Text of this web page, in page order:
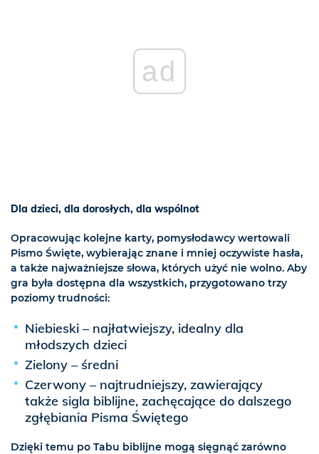
ad
Dla dzieci, dla dorosłych, dla wspólnot
Opracowując kolejne karty, pomysłodawcy wertowali
Pismo Święte, wybierając znane i mniej oczywiste hasła,
a także najważniejsze słowa, których użyć nie wolno. Aby
gra była dostępna dla wszystkich, przygotowano trzy
poziomy trudności:
Niebieski – najłatwiejszy, idealny dla
młodszych dzieci
Zielony – średni
Czerwony – najtrudniejszy, zawierający
także sigla biblijne, zachęcające do dalszego
zgłębiania Pisma Świętego
Dzięki temu po Tabu biblijne mogą sięgnąć zarówno